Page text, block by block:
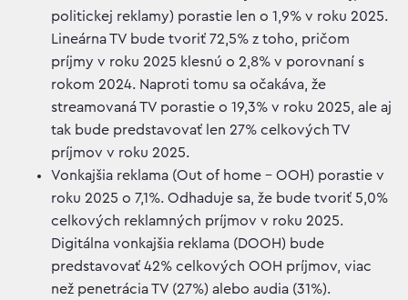
politickej reklamy) porastie len o 1,9% v roku 2025.
Lineárna TV bude tvoriť 72,5% z toho, pričom
príjmy v roku 2025 klesnú o 2,8% v porovnaní s
rokom 2024. Naproti tomu sa očakáva, že
streamovaná TV porastie o 19,3% v roku 2025, ale aj
tak bude predstavovať len 27% celkových TV
príjmov v roku 2025.
Vonkajšia reklama (Out of home – OOH) porastie v
roku 2025 o 7,1%. Odhaduje sa, že bude tvoriť 5,0%
celkových reklamných príjmov v roku 2025.
Digitálna vonkajšia reklama (DOOH) bude
predstavovať 42% celkových OOH príjmov, viac
než penetrácia TV (27%) alebo audia (31%).